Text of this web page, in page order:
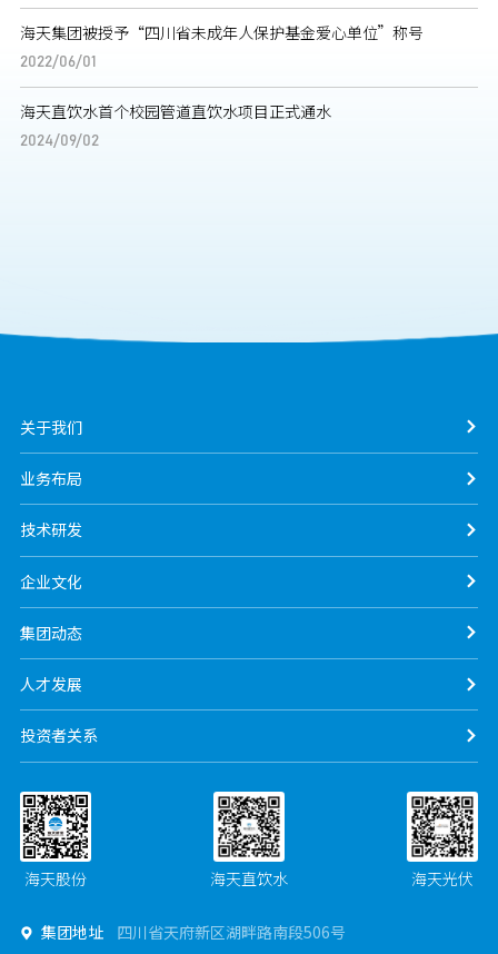
海天集团被授予“四川省未成年人保护基金爱心单位”称号
2022/06/01
海天直饮水首个校园管道直饮水项目正式通水
2024/09/02
海天股份 海天直饮水 海天光伏
 集团地址
四川省天府新区湖畔路南段506号
关于我们
业务布局
技术研发
企业文化
集团动态
人才发展
投资者关系